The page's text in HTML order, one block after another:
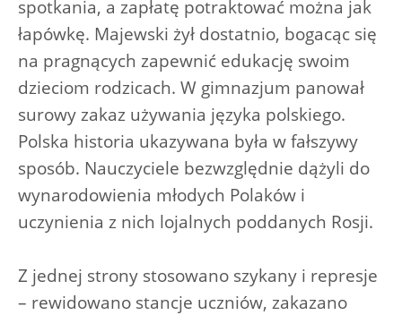
spotkania, a zapłatę potraktować można jak
łapówkę. Majewski żył dostatnio, bogacąc się
na pragnących zapewnić edukację swoim
dzieciom rodzicach. W gimnazjum panował
surowy zakaz używania języka polskiego.
Polska historia ukazywana była w fałszywy
sposób. Nauczyciele bezwzględnie dążyli do
wynarodowienia młodych Polaków i
uczynienia z nich lojalnych poddanych Rosji.
Z jednej strony stosowano szykany i represje
– rewidowano stancje uczniów, zakazano